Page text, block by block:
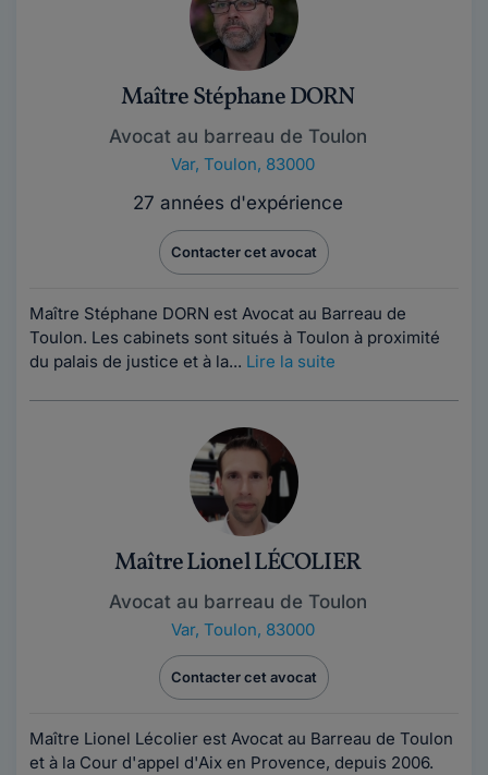
Maître Stéphane DORN
Avocat au barreau de Toulon
Var, Toulon, 83000
27 années d'expérience
Contacter cet avocat
Maître Stéphane DORN est Avocat au Barreau de
Toulon. Les cabinets sont situés à Toulon à proximité
du palais de justice et à la... Lire la suite
Maître Lionel LÉCOLIER
Avocat au barreau de Toulon
Var, Toulon, 83000
Contacter cet avocat
Maître Lionel Lécolier est Avocat au Barreau de Toulon
et à la Cour d'appel d'Aix en Provence, depuis 2006.